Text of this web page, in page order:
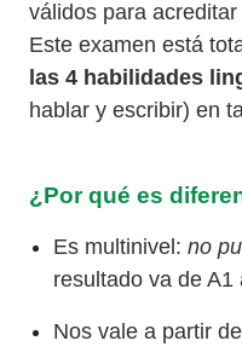
válidos para
Este examen está
las 4 habilidades
hablar y escribir) en
¿Por qué es
Es multinivel: no
resultado va de A1
Nos vale a partir